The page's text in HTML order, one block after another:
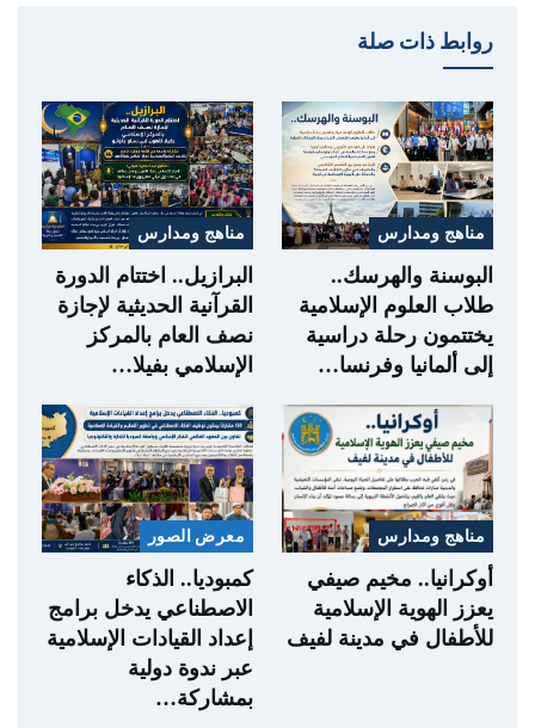
روابط ذات صلة
مناهج ومدارس
البوسنة والهرسك..
طلاب العلوم الإسلامية
يختتمون رحلة دراسية
إلى ألمانيا وفرنسا…
مناهج ومدارس
البرازيل.. اختتام الدورة
القرآنية الحديثية لإجازة
نصف العام بالمركز
الإسلامي بفيلا…
مناهج ومدارس
أوكرانيا.. مخيم صيفي
يعزز الهوية الإسلامية
للأطفال في مدينة لفيف
معرض الصور
كمبوديا.. الذكاء
الاصطناعي يدخل برامج
إعداد القيادات الإسلامية
عبر ندوة دولية
بمشاركة…